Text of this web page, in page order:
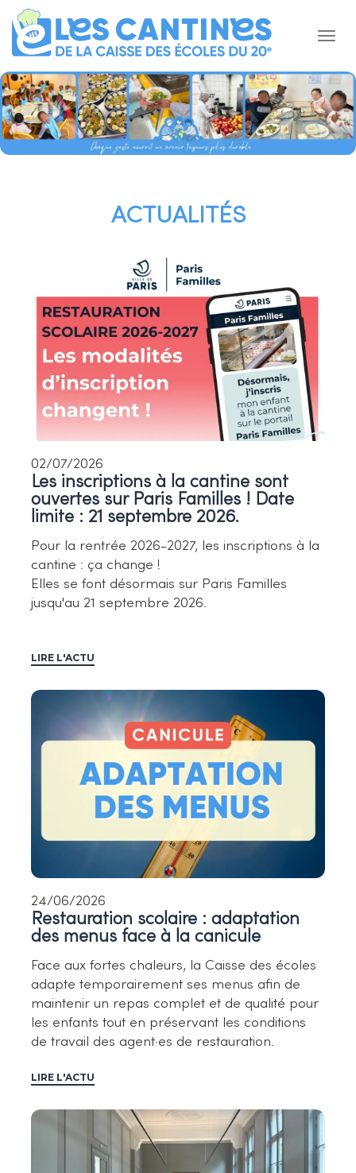
ACTUALITÉS
02/07/2026
Les inscriptions à la cantine sont
ouvertes sur Paris Familles ! Date
limite : 21 septembre 2026.
Pour la rentrée 2026-2027, les inscriptions à la
cantine : ça change !
Elles se font désormais sur Paris Familles
jusqu'au 21 septembre 2026.
LIRE L'ACTU
24/06/2026
Restauration scolaire : adaptation
des menus face à la canicule
Face aux fortes chaleurs, la Caisse des écoles
adapte temporairement ses menus afin de
maintenir un repas complet et de qualité pour
les enfants tout en préservant les conditions
de travail des agent·es de restauration.
LIRE L'ACTU